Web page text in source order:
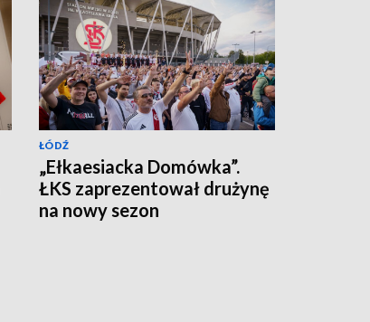
ŁÓDŹ
„Ełkaesiacka Domówka”.
ŁKS zaprezentował drużynę
na nowy sezon